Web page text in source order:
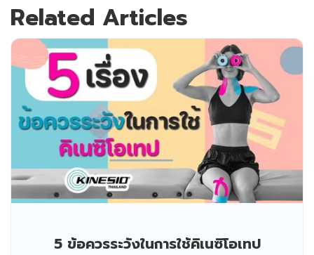
Related Articles
5 ข้อควรระวังในการใช้คิเนซิโอเทป